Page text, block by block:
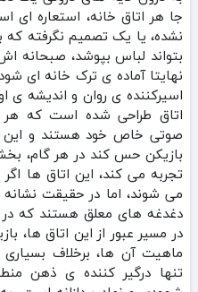
جا هر اتاق خانه، استعاره‌
نشده، یا یک تصمیم نگرفته که
بتواند لباس بپوشد، صبحانه‌
نهایتا آماده‌ ی ترک خانه‌ ای
اسیرکننده‌ ی روان و اندیشه‌
اتاق طراحی شده است که هر
صوتی خاص خود هستند و
بازیکن حس کند در هر گام،
تجربه می‌ کند، این اتاق‌ ها
می‌ شوند، اما در حقیقت
دغدغه‌ های معلق هستند که در
در مسیر عبور از این اتاق‌ ها،
ماهیت آن‌ ها، برخلاف بسیاری
تنها درگیر کننده‌ ی ذهن